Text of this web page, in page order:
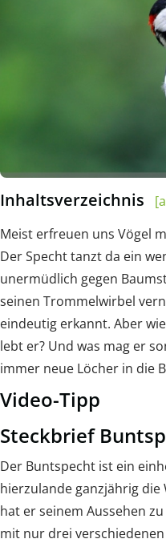
Inhaltsverzeichnis
Meist erfreuen uns Vögel
Der Specht tanzt da ein
unermüdlich gegen
seinen Trommelwirbel
eindeutig erkannt. Aber
lebt er? Und was mag er
immer neue Löcher in die
Video-Tipp
Steckbrief
Der Buntspecht ist ein
hierzulande ganzjährig die
hat er seinem Aussehen
mit nur drei